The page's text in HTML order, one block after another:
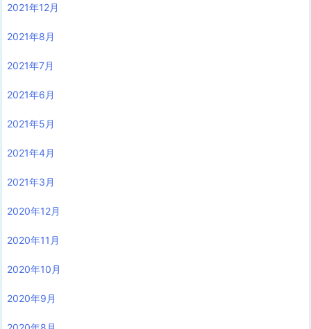
2021年12月
2021年8月
2021年7月
2021年6月
2021年5月
2021年4月
2021年3月
2020年12月
2020年11月
2020年10月
2020年9月